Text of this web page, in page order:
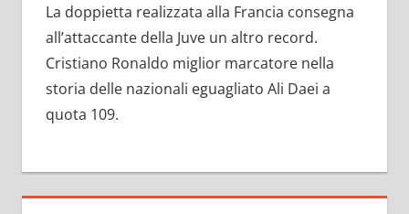
La doppietta realizzata alla Francia consegna
all’attaccante della Juve un altro record.
Cristiano Ronaldo miglior marcatore nella
storia delle nazionali eguagliato Ali Daei a
quota 109.